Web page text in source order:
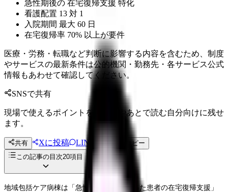
急性期後の 在宅復帰支援 特化
看護配置 13 対 1
入院期間 最大 60 日
在宅復帰率 70% 以上が要件
医療・労務・転職など判断に影響する内容を含むため、制度
やサービスの最新条件は公的機関・勤務先・各サービス公式
情報もあわせて確認してください。
SNSで共有
現場で使えるポイントを、同僚やあとで読む自分向けに残せ
ます。
共有 Xに投稿 LINE
投稿文コピー
この記事の目次20項目
地域包括ケア病棟は「急性期治療が終わった患者の在宅復帰支援」